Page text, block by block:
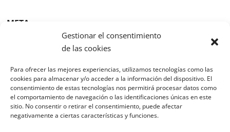
Gestionar el consentimiento
de las cookies
Para ofrecer las mejores experiencias, utilizamos tecnologías como las
cookies para almacenar y/o acceder a la información del dispositivo. El
consentimiento de estas tecnologías nos permitirá procesar datos como
el comportamiento de navegación o las identificaciones únicas en este
sitio. No consentir o retirar el consentimiento, puede afectar
negativamente a ciertas características y funciones.
META
Feed de entradas
Feed de comentarios
WordPress.org